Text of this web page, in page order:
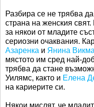
Разбира се не трябва
страна на женския
за някои от младите
сериозни очаквания.
Азаренка и Янина
мястото им сред най-
трябва да стане
Уилямс, както и Елена
на кариерите си.
Някои мислят, че